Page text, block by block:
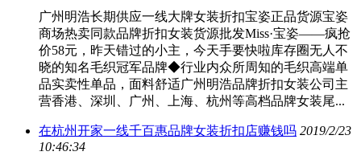
广州明浩长期供应一线大牌女装折扣宝姿正品货源宝姿
商场热卖同款品牌折扣女装货源批发Miss·宝姿——疯抢
价58元，昨天错过的小主，今天手要快啦库存圈无人不
晓的知名毛织冠军品牌◆行业内众所周知的毛织高端单
品实卖性单品，面料舒适广州明浩品牌折扣女装公司主
营香港、深圳、广州、上海、杭州等高档品牌女装尾...
在杭州开家一线千百惠品牌女装折扣店赚钱吗 2019/2/23
10:46:34